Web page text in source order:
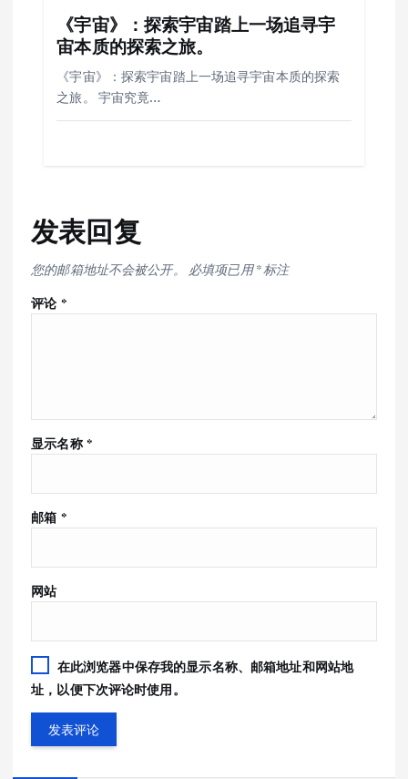
《宇宙》：探索宇宙踏上一场追寻宇
宙本质的探索之旅。
《宇宙》：探索宇宙踏上一场追寻宇宙本质的探索
之旅。 宇宙究竟…
发表回复
您的邮箱地址不会被公开。 必填项已用*标注
评论 *
显示名称 *
邮箱 *
网站
在此浏览器中保存我的显示名称、邮箱地址和网站地
址，以便下次评论时使用。